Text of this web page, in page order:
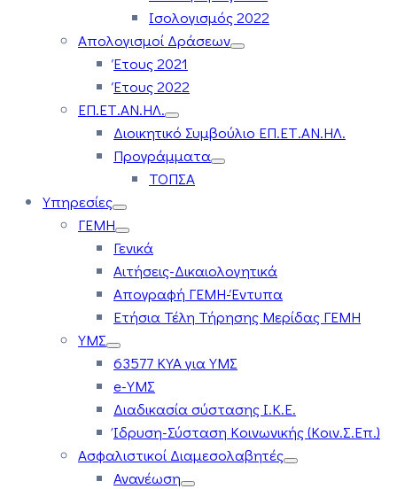
Ισολογισμός 2022
Απολογισμοί Δράσεων
Έτους 2021
Έτους 2022
ΕΠ.ΕΤ.ΑΝ.ΗΛ.
Διοικητικό Συμβούλιο ΕΠ.ΕΤ.ΑΝ.ΗΛ.
Προγράμματα
ΤΟΠΣΑ
Υπηρεσίες
ΓΕΜΗ
Γενικά
Αιτήσεις-Δικαιολογητικά
Απογραφή ΓΕΜΗ-Έντυπα
Ετήσια Τέλη Τήρησης Μερίδας ΓΕΜΗ
ΥΜΣ
63577 ΚΥΑ για ΥΜΣ
e-ΥΜΣ
Διαδικασία σύστασης Ι.Κ.Ε.
Ίδρυση-Σύσταση Κοινωνικής (Κοιν.Σ.Επ.)
Ασφαλιστικοί Διαμεσολαβητές
Ανανέωση